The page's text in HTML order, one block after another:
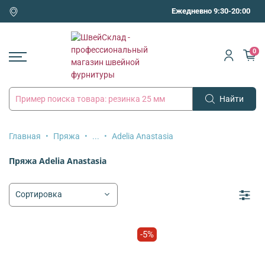
Ежедневно 9:30-20:00
Найти
0
Главная Пряжа ... Adelia Anastasia
Пряжа Adelia Anastasia
-5%